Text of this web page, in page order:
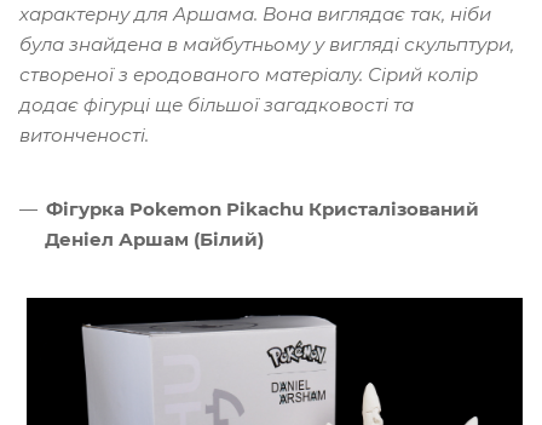
характерну для Аршама. Вона виглядає так, ніби
була знайдена в майбутньому у вигляді скульптури,
створеної з еродованого матеріалу. Сірий колір
додає фігурці ще більшої загадковості та
витонченості.
Фігурка Pokemon Pikachu Кристалізований
Деніел Аршам (Білий)